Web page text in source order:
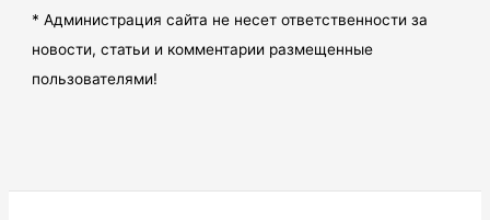
* Администрация сайта не несет ответственности за
новости, статьи и комментарии размещенные
пользователями!